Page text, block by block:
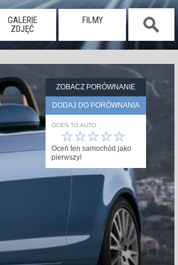
GALERIE
ZDJĘĆ
FILMY
ZOBACZ PORÓWNANIE
DODAJ DO PORÓWNANIA
OCEŃ TO AUTO
☆
☆
☆
☆
☆
Oceń ten samochód jako
pierwszy!